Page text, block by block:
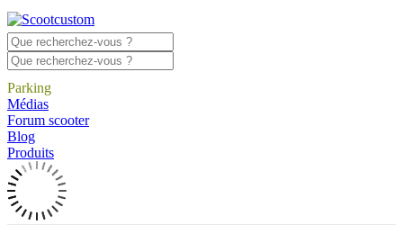
Parking
Médias
Forum scooter
Blog
Produits